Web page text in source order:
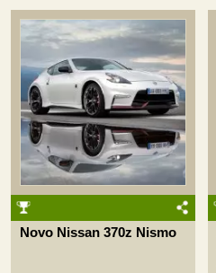
Novo Nissan 370z Nismo